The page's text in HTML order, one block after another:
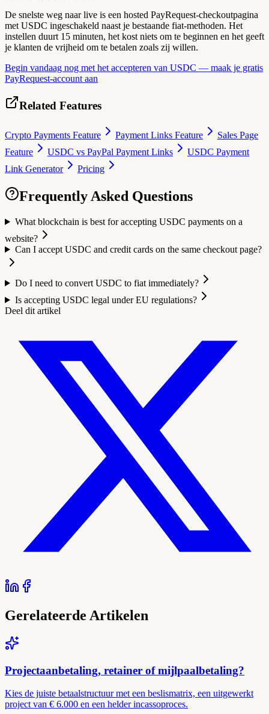
De snelste weg naar live is een hosted PayRequest-checkoutpagina
met USDC ingeschakeld naast je bestaande fiat-methoden. Het
instellen duurt 15 minuten, het kost niets om te beginnen en het geeft
je klanten de vrijheid om te betalen zoals zij willen.
Begin vandaag nog met het accepteren van USDC — maak je gratis
PayRequest-account aan
Related Features
Crypto Payments Feature Payment Links Feature
Sales Page
Feature
USDC vs PayPal Payment Links
USDC Payment
Link Generator
Pricing
Frequently Asked Questions
What blockchain is best for accepting USDC payments on a
website?
Can I accept USDC and credit cards on the same checkout page?
Do I need to convert USDC to fiat immediately?
Is accepting USDC legal under EU regulations?
Deel dit artikel
Gerelateerde Artikelen
Projectaanbetaling, retainer of mijlpaalbetaling?
Kies de juiste betaalstructuur met een beslismatrix, een uitgewerkt
project van € 6.000 en een helder incassoproces.